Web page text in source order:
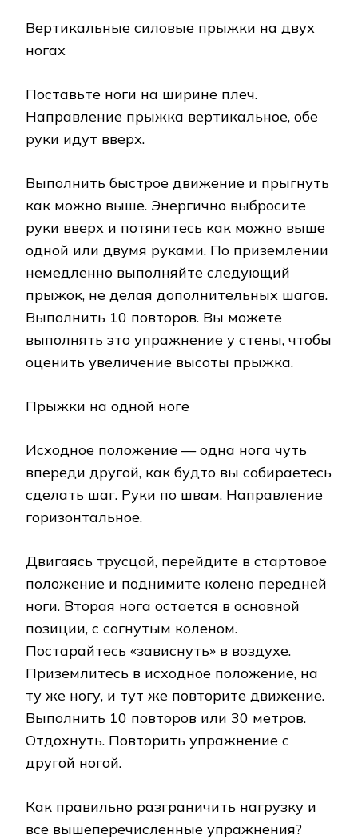
Вертикальные силовые прыжки на двух
ногах
Поставьте ноги на ширине плеч.
Направление прыжка вертикальное, обе
руки идут вверх.
Выполнить быстрое движение и прыгнуть
как можно выше. Энергично выбросите
руки вверх и потянитесь как можно выше
одной или двумя руками. По приземлении
немедленно выполняйте следующий
прыжок, не делая дополнительных шагов.
Выполнить 10 повторов. Вы можете
выполнять это упражнение у стены, чтобы
оценить увеличение высоты прыжка.
Прыжки на одной ноге
Исходное положение — одна нога чуть
впереди другой, как будто вы собираетесь
сделать шаг. Руки по швам. Направление
горизонтальное.
Двигаясь трусцой, перейдите в стартовое
положение и поднимите колено передней
ноги. Вторая нога остается в основной
позиции, с согнутым коленом.
Постарайтесь «зависнуть» в воздухе.
Приземлитесь в исходное положение, на
ту же ногу, и тут же повторите движение.
Выполнить 10 повторов или 30 метров.
Отдохнуть. Повторить упражнение с
другой ногой.
Как правильно разграничить нагрузку и
все вышеперечисленные упражнения?